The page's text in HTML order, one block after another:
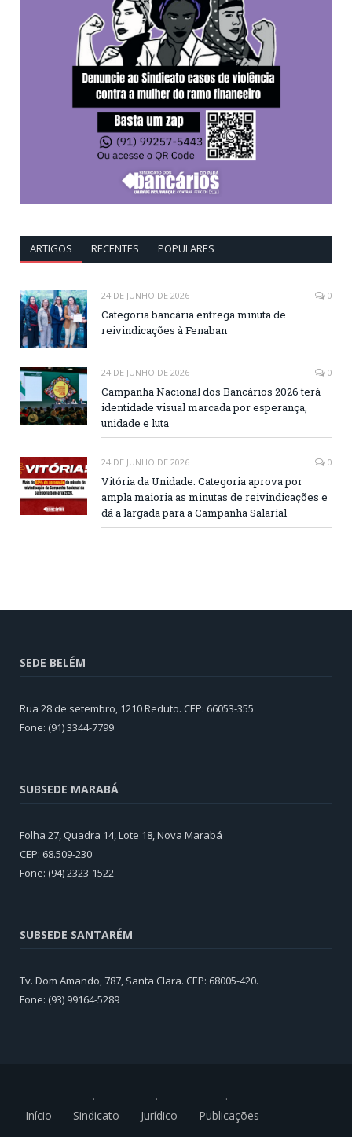
ARTIGOS RECENTES POPULARES
24 DE JUNHO DE 2026 0
Categoria bancária entrega minuta de
reivindicações à Fenaban
24 DE JUNHO DE 2026 0
Campanha Nacional dos Bancários 2026 terá
identidade visual marcada por esperança,
unidade e luta
24 DE JUNHO DE 2026 0
Vitória da Unidade: Categoria aprova por
ampla maioria as minutas de reivindicações e
dá a largada para a Campanha Salarial
SEDE BELÉM
Rua 28 de setembro, 1210 Reduto. CEP: 66053-355
Fone: (91) 3344-7799
SUBSEDE MARABÁ
Folha 27, Quadra 14, Lote 18, Nova Marabá
CEP: 68.509-230
Fone: (94) 2323-1522
SUBSEDE SANTARÉM
Tv. Dom Amando, 787, Santa Clara. CEP: 68005-420.
Fone: (93) 99164-5289
Início Sindicato Jurídico Publicações